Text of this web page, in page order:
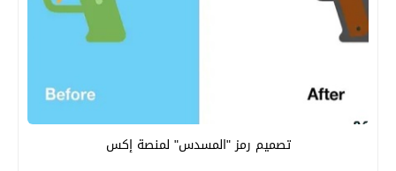
تصميم رمز "المسدس" لمنصة إكس